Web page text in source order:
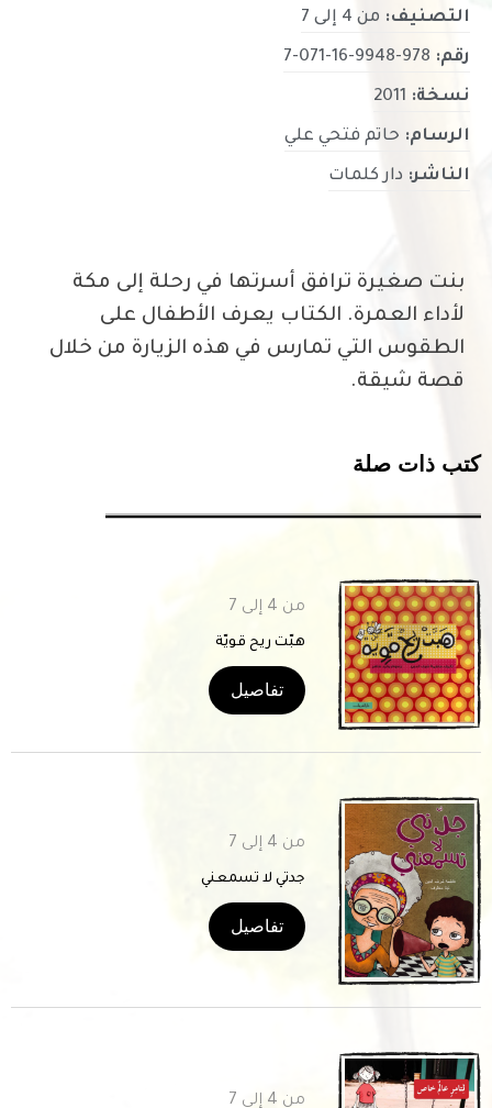
التصنيف:من 4 إلى 7
رقم:978-9948-16-071-7
نسخة:2011
الرسام:حاتم فتحي علي
الناشر:دار كلمات
بنت صغيرة ترافق أسرتها في رحلة إلى مكة
لأداء العمرة. الكتاب يعرف الأطفال على
الطقوس التي تمارس في هذه الزيارة من خلال
قصة شيقة.
ذات صلة
من 4 إلى 7
هبّت ريح قويّة
تفاصيل
من 4 إلى 7
جدتي لا تسمعني
تفاصيل
من 4 إلى 7